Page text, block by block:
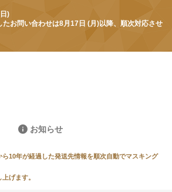
)
お問い合わせは8月17日 (月)以降、順次対応させ
お知らせ
10年が経過した発送先情報を順次自動でマスキング
げます。